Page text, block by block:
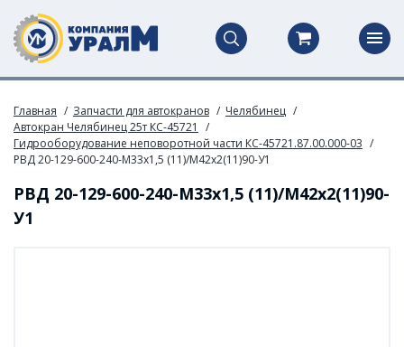
Главная Запчасти для автокранов
Челябинец
Автокран Челябинец 25т КС-45721
Гидрооборудование неповоротной части КС-45721.87.00.000-03
РВД 20-129-600-240-М33х1,5 (11)/М42х2(11)90-У1
РВД 20-129-600-240-М33х1,5 (11)/М42х2(11)90-
У1